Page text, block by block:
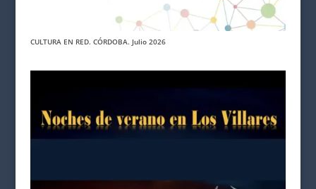
CULTURA EN RED. CÓRDOBA. Julio 2026